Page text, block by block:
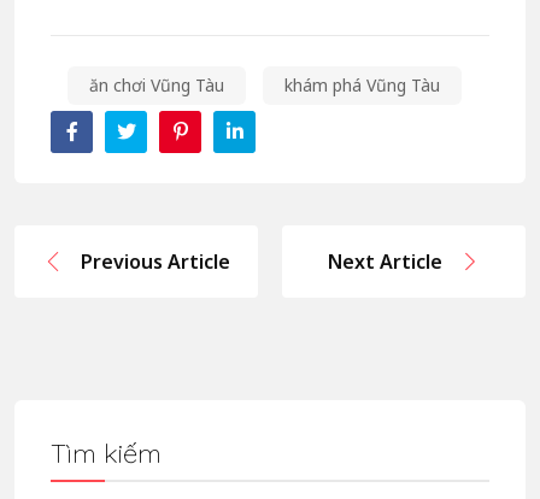
ăn chơi Vũng Tàu khám phá Vũng Tàu
Previous Article Next Article
Tìm kiếm